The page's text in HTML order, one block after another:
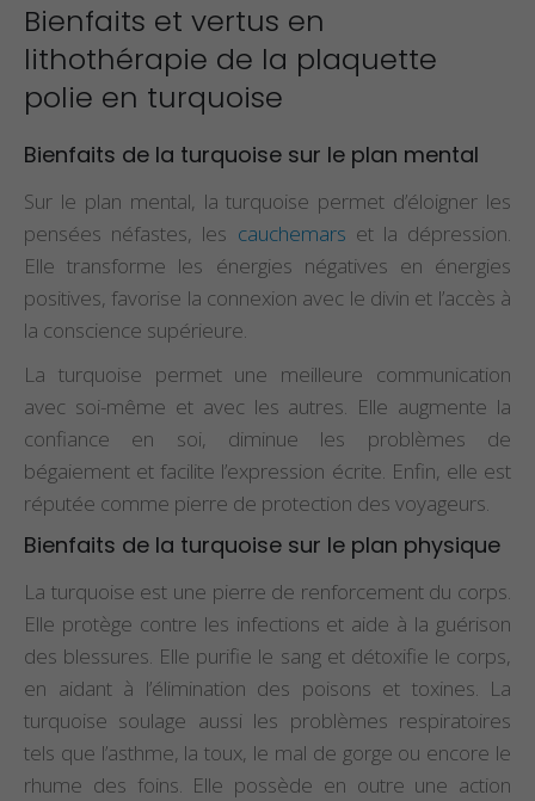
Bienfaits et vertus en
lithothérapie de la plaquette
polie en turquoise
Bienfaits de la turquoise sur le plan mental
Sur le plan mental, la turquoise permet d’éloigner les
pensées néfastes, les cauchemars et la dépression.
Elle transforme les énergies négatives en énergies
positives, favorise la connexion avec le divin et l’accès à
la conscience supérieure.
La turquoise permet une meilleure communication
avec soi-même et avec les autres. Elle augmente la
confiance en soi, diminue les problèmes de
bégaiement et facilite l’expression écrite. Enfin, elle est
réputée comme pierre de protection des voyageurs.
Bienfaits de la turquoise sur le plan physique
La turquoise est une pierre de renforcement du corps.
Elle protège contre les infections et aide à la guérison
des blessures. Elle purifie le sang et détoxifie le corps,
en aidant à l’élimination des poisons et toxines. La
turquoise soulage aussi les problèmes respiratoires
tels que l’asthme, la toux, le mal de gorge ou encore le
rhume des foins. Elle possède en outre une action